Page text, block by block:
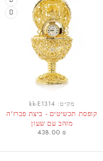
מק״ט:kk-E1314
קופסת תכשיטים - ביצת פברז'ה
מזהב עם שעון
438.00